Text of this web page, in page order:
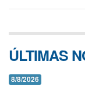
ÚLTIMAS
8/8/2026